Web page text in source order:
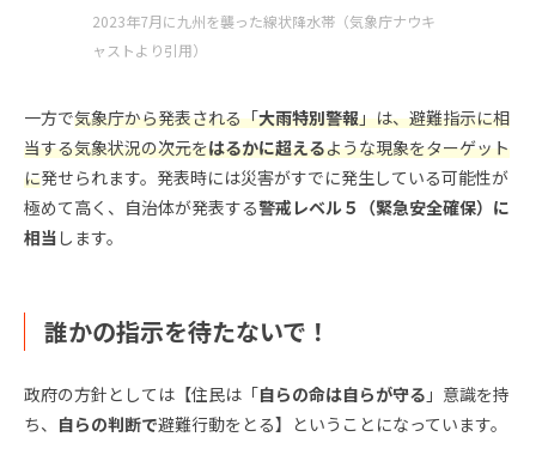
2023年7月に九州を襲った線状降水帯（気象庁ナウキ
ャストより引用）
一方で気象庁から発表される「大雨特別警報」は、避難指示に相
当する気象状況の次元をはるかに超えるような現象をターゲット
に発せられます。発表時には災害がすでに発生している可能性が
極めて高く、自治体が発表する警戒レベル５（緊急安全確保）に
相当 します。
誰かの指示を待たないで！
政府の方針としては【住民は「自らの命は自らが守る 」意識を持
ち、 自らの判断で避難行動をとる】ということになっています。